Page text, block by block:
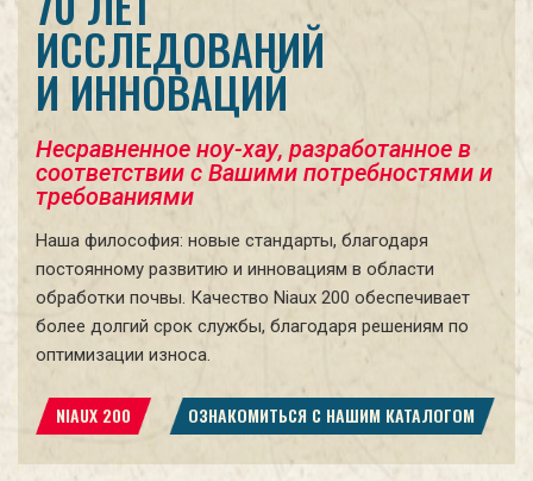
ИССЛЕДОВАНИЙ
И ИННОВАЦИЙ
Несравненное ноу-хау, разработанное в
соответствии с Вашими потребностями и
требованиями
Наша философия: новые стандарты, благодаря
постоянному развитию и инновациям в области
обработки почвы. Качество Niaux 200 обеспечивает
более долгий срок службы, благодаря решениям по
оптимизации износа.
NIAUX 200 ОЗНАКОМИТЬСЯ С НАШИМ КАТАЛОГОМ